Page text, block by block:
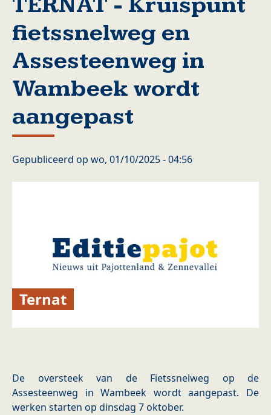
fietssnelweg en
Assesteenweg in
Wambeek wordt
aangepast
Gepubliceerd op wo, 01/10/2025 - 04:56
Ternat
De oversteek van de Fietssnelweg op de
Assesteenweg in Wambeek wordt aangepast. De
werken starten op dinsdag 7 oktober.